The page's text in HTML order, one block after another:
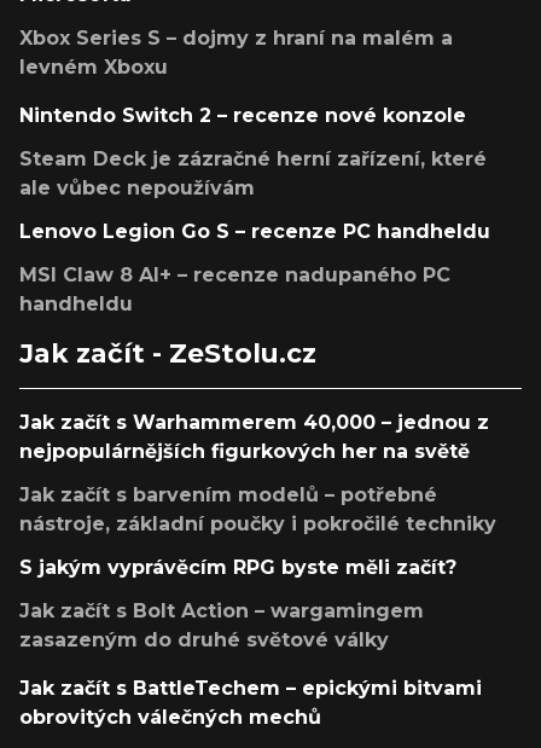
Xbox Series S – dojmy z hraní na malém a
levném Xboxu
Nintendo Switch 2 – recenze nové konzole
Steam Deck je zázračné herní zařízení, které
ale vůbec nepoužívám
Lenovo Legion Go S – recenze PC handheldu
MSI Claw 8 AI+ – recenze nadupaného PC
handheldu
Jak začít - ZeStolu.cz
Jak začít s Warhammerem 40,000 – jednou z
nejpopulárnějších figurkových her na světě
Jak začít s barvením modelů – potřebné
nástroje, základní poučky i pokročilé techniky
S jakým vyprávěcím RPG byste měli začít?
Jak začít s Bolt Action – wargamingem
zasazeným do druhé světové války
Jak začít s BattleTechem – epickými bitvami
obrovitých válečných mechů